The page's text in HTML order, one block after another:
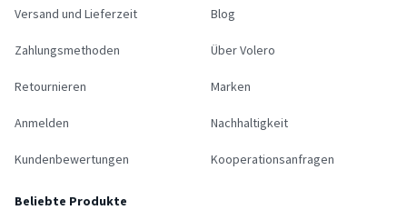
Versand und Lieferzeit
Zahlungsmethoden
Retournieren
Anmelden
Kundenbewertungen
Blog
Über Volero
Marken
Nachhaltigkeit
Kooperationsanfragen
Beliebte Produkte